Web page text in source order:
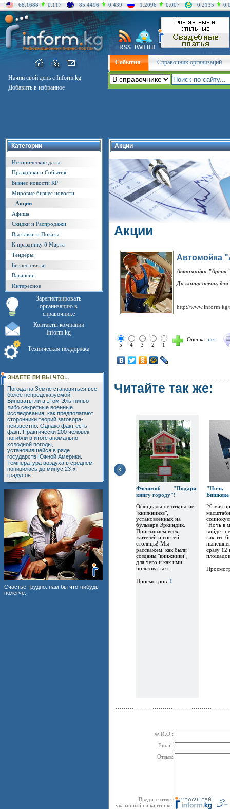
68.1688 0.117 85.4496 0.439 1.2096 0.007 0.2135
Начни свой день с Inform.kg
Добавить в избранное
События Справочник организаций
Категории
Исторические даты
Праздники и События
Бизнес новости КР
Мировые бизнес новости
Акции
Афиша
Скидки и Распродажи
Выставки и Показы
К празднику 8 Марта
Тендеры
Бизнес статьи
Вакансии
Интересное
Зарегистрировать
организацию в
справочнике
Контакты компании
Inform.kg
Техническая поддержка
Погода на Земле становиться все
более непредсказуемой.
Виноваты ли в этом Эль-ниньо
либо секретные военные
исследования, как предполагают
сторонники теорий заговора-
неизвестно. Однако факт есть
факт. Практически 200 человек
погибли в итоге аномально
холодной погоды,
установившейся в ряде
государств Южной Америки.
Температура воздуха в среднем
понизилась до минус 23-х
градусов.
Счастье трудно: нам бы что-нибудь
полегче.
Акции
Акции
Автомойка
Автомойка
До конца осени,
http://www.inform.kg/
5 4 3 2 1
Оценка: нет
Читайте так же:
Флешмоб "Подари
книгу городу"!
Официальное открытие
"книжников",
установленных на
бульваре Эркиндик.
Приглашаем всех
жителей и гостей
столицы! Мы
расскажем. как были
созданы "книжники",
для чего и как ими
пользоваться...
Просмотров: 0
"Ночь
Бишкеке
20 мая
"Ночь в
войдет
как это
сразу 12
Ф.И.О.:
Email:
Отзыв:
Введите ответ
указанный на картинке: